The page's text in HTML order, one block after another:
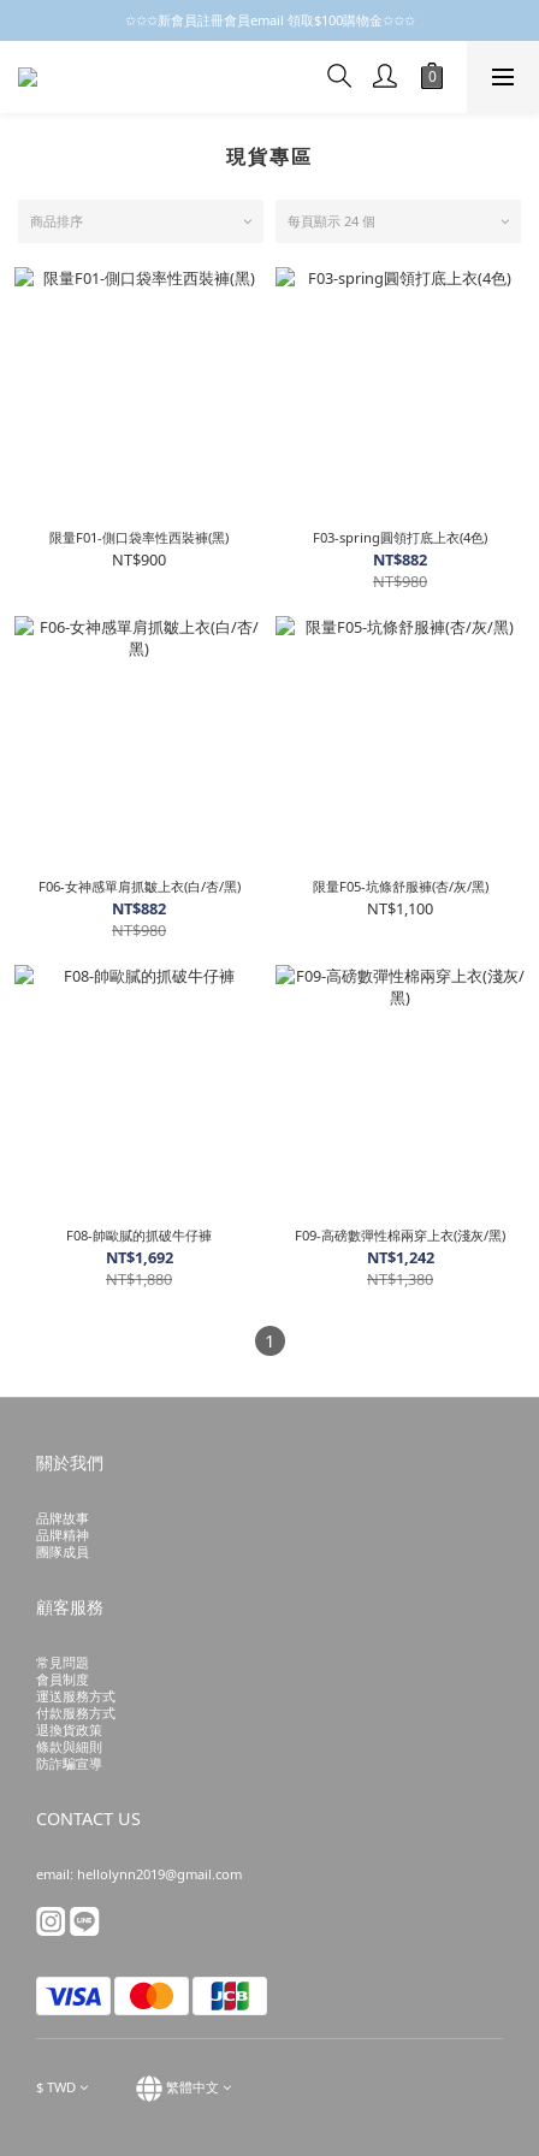
✩✩✩新會員註冊會員email 領取$100購物金✩✩✩
✩✩✩新會員註冊會員email 領取$100購物金✩✩✩
新會員制開跑摟，歡迎大家成為小粒子
現貨專區
商品排序 每頁顯示 24 個
限量F01-側口袋率性西裝褲(黑)
NT$900
F03-spring圓領打底上衣(4色)
NT$882
NT$980
F06-女神感單肩抓皺上衣(白/杏/黑)
NT$882
NT$980
限量F05-坑條舒服褲(杏/灰/黑)
NT$1,100
F08-帥歐膩的抓破牛仔褲
NT$1,692
NT$1,880
F09-高磅數彈性棉兩穿上衣(淺灰/黑)
NT$1,242
NT$1,380
1
關於我們
品牌故事
品牌精神
團隊成員
顧客服務
常見問題
會員制度
運送服務方式
付款服務方式
退換貨政策
條款與細則
防詐騙宣導
CONTACT US
email: hellolynn2019@gmail.com
$ TWD 繁體中文